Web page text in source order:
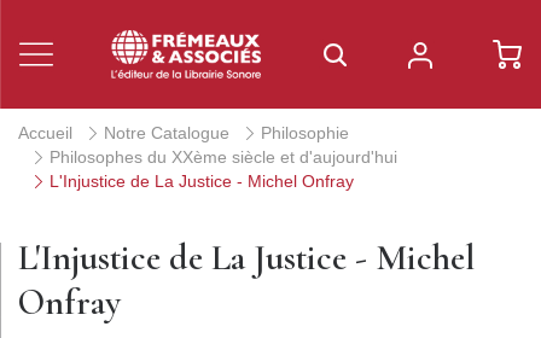
Accueil Notre Catalogue
Philosophie
Philosophes du XXème siècle et d'aujourd'hui
L'Injustice de La Justice - Michel Onfray
L'Injustice de La Justice - Michel
Onfray